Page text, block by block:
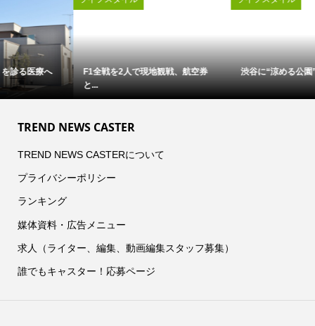
F1全戦を2人で現地観戦、航空券
と...
渋谷に“涼める公園”が出現 ミス...
TREND NEWS CASTER
TREND NEWS CASTERについて
プライバシーポリシー
ランキング
媒体資料・広告メニュー
求人（ライター、編集、動画編集スタッフ募集）
誰でもキャスター！応募ページ